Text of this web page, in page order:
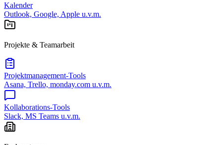
Kalender
Outlook, Google, Apple u.v.m.
Projekte & Teamarbeit
Projektmanagement-Tools
Asana, Trello, monday.com u.v.m.
Kollaborations-Tools
Slack, MS Teams u.v.m.